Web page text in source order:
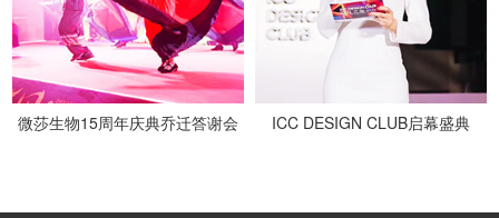
微莎生物15周年庆典乔迁答谢会 ICC DESIGN CLUB启幕盛典